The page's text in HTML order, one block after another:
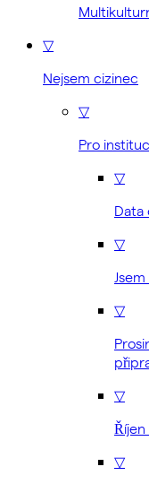
▽
Nejsem cizinec
▽
Pro
▽
Data
▽
▽
▽
▽